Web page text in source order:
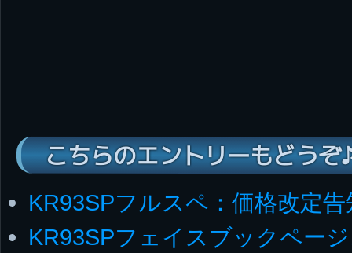
こちらのエントリーもどうぞ
KR93SPフルスペ：価格改定告
KR93SPフェイスブックペー